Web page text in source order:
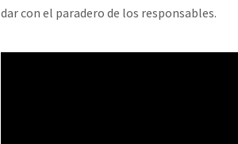
dar con el paradero de los responsables.